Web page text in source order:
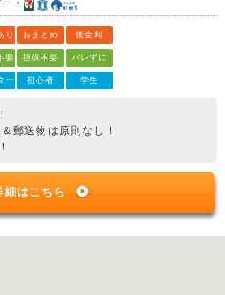
：
り おまとめ 低金利
要 担保不要 バレずに
ー 初心者 学生
郵送物は原則なし！
！
細はこちら